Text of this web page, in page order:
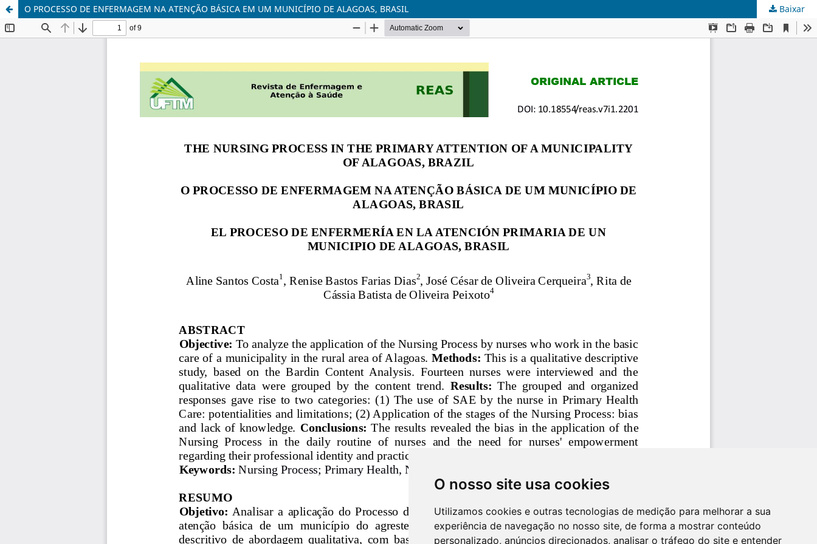
O nosso site usa cookies
Utilizamos cookies e outras tecnologias de medição para melhorar a sua
experiência de navegação no nosso site, de forma a mostrar conteúdo
personalizado, anúncios direcionados, analisar o tráfego do site e entender
O PROCESSO DE ENFERMAGEM NA ATENÇÃO BÁSICA EM UM MUNICÍPIO DE ALAGOAS, BRASIL Baixar